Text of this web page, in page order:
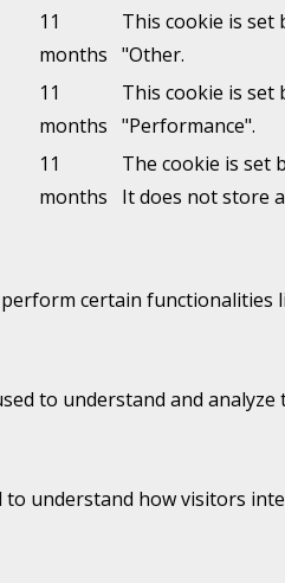
11
months
This cookie is set
"Other.
11
months
This cookie is set
"Performance".
11
months
The cookie is set
It does not store
certain
to understand and
to understand how visitors